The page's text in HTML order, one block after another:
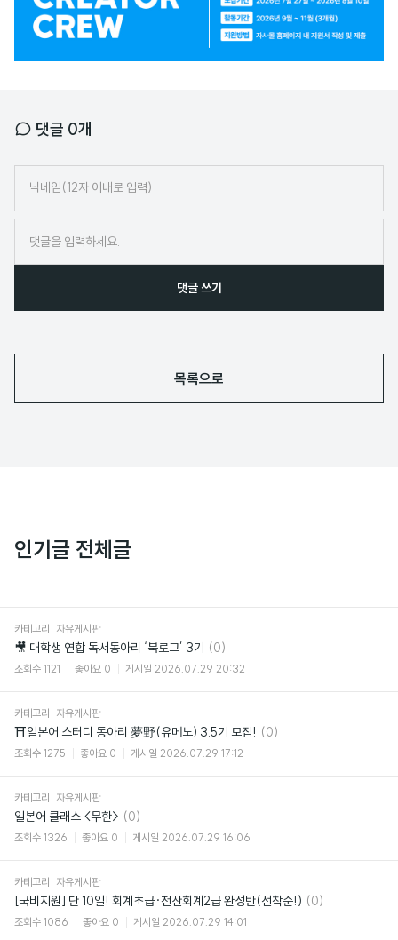
댓글 0개
임
댓글 쓰기
목록으로
인기글 전체글
카테고리 자유게시판
🎥 대학생 연합 독서동아리 ‘북로그’ 3기 댓
글
(0)
조회수 1121 좋아요 0 게시일 2026.07.29 20:32
카테고리 자유게시판
⛩일본어 스터디 동아리 夢野(유메노) 3.5기 모집! 댓
(0)
조회수 1275 좋아요 0 게시일 2026.07.29 17:12
카테고리 자유게시판
일본어 클래스 <무한> 댓
(0)
조회수 1326 좋아요 0 게시일 2026.07.29 16:06
카테고리 자유게시판
[국비지원] 단 10일! 회계초급·전산회계2급 완성반(선착순!) 댓
(0)
조회수 1086 좋아요 0 게시일 2026.07.29 14:01